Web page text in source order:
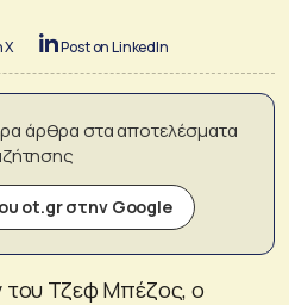
X Post on LinkedIn
άρθρα στα αποτελέσματα
ot.gr στην Google
του Τζεφ Μπέζος, ο